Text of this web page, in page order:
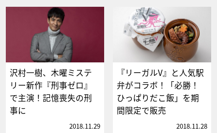
沢村一樹、木曜ミステ
リー新作『刑事ゼロ』
で主演！記憶喪失の刑
事に
2018.11.29
『リーガルV』と人気駅
弁がコラボ！「必勝！
ひっぱりだこ飯」を期
間限定で販売
2018.11.28